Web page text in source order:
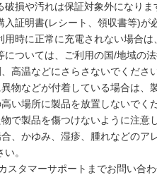
損や汚れは保証対象外になりま
証明書(レシート、領収書等)が
用時に正常に充電されない場合は
ついては、ご利用の国/地域の法
高温などにさらさないでくださ
物などが付着している場合は、
い場所に製品を放置しないでく
で製品を傷つけないように注意
、かゆみ、湿疹、腫れなどのア
。
スタマーサポートまでお問い合わ